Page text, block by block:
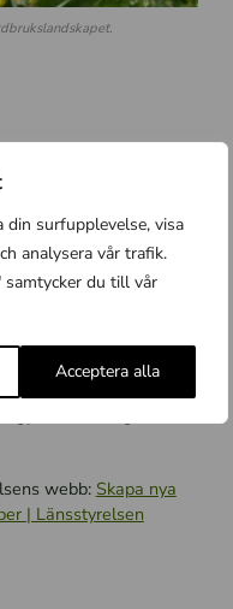
surfupplevelse, visa
analysera vår trafik.
samtycker du till vår
Acceptera alla
småbiotoper
att lantbrukare och
skapa nya
ytor. Dessa ytor kan
faunadepåer,
ytor som sås in med
mångfald och
webb: Skapa nya
| Länsstyrelsen